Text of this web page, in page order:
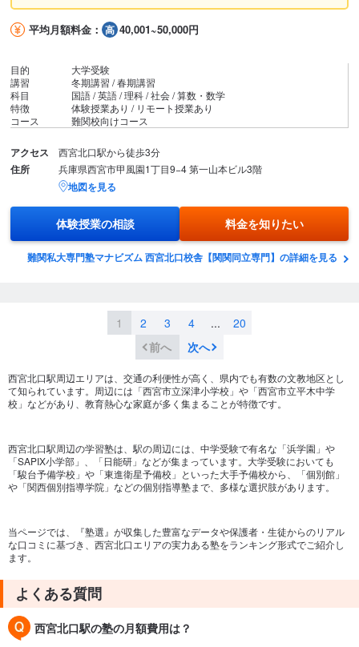
平均月額料金： 40,001~50,000円
目的
大学受験
講習
冬期講習 / 春期講習
科目
国語 / 英語 / 理科 / 社会 / 算数・数学
特徴
体験授業あり / リモート授業あり
コース
難関校向けコース
アクセス 西宮北口駅から徒歩3分
住所 兵庫県西宮市甲風園1丁目9−4 第一山本ビル3階
地図を見る
体験授業の相談 料金を知りたい
難関私大専門塾マナビズム 西宮北口校舎【関関同立専門】の詳細を見る
1 2 3 4 ...
20
前へ
次へ
西宮北口駅周辺エリアは、交通の利便性が高く、県内でも有数の文教地区とし
て知られています。周辺には「西宮市立深津小学校」や「西宮市立平木中学
校」などがあり、教育熱心な家庭が多く集まることが特徴です。
西宮北口駅周辺の学習塾は、駅の周辺には、中学受験で有名な「浜学園」や
「SAPIX小学部」、「日能研」などが集まっています。大学受験においても
「駿台予備学校」や「東進衛星予備校」といった大手予備校から、「個別館」
や「関西個別指導学院」などの個別指導塾まで、多様な選択肢があります。
当ページでは、『塾選』が収集した豊富なデータや保護者・生徒からのリアル
な口コミに基づき、西宮北口エリアの実力ある塾をランキング形式でご紹介し
ます。
よくある質問
西宮北口駅の塾の月額費用は？